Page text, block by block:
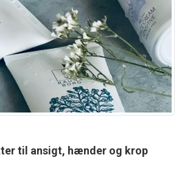
til ansigt, hænder og krop